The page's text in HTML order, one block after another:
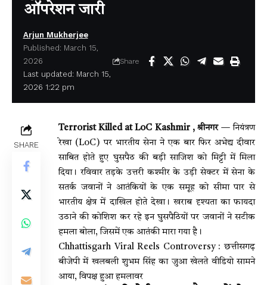
ऑपरेशन जारी
Last updated: March 15,
2026 1:22 pm
Arjun Mukherjee
Published: March 15,
2026
Share
SHARE
Terrorist Killed at LoC Kashmir , श्रीनगर— नियंत्रण
रेखा (LoC) पर भारतीय सेना ने एक बार फिर अभेद्य दीवार
साबित होते हुए घुसपैठ की बड़ी साजिश को मिट्टी में मिला
दिया। रविवार तड़के उत्तरी कश्मीर के उड़ी सेक्टर में सेना के
सतर्क जवानों ने आतंकियों के एक समूह को सीमा पार से
भारतीय क्षेत्र में दाखिल होते देखा। खराब दृश्यता का फायदा
उठाने की कोशिश कर रहे इन घुसपैठियों पर जवानों ने सटीक
हमला बोला, जिसमें एक आतंकी मारा गया है।
Chhattisgarh Viral Reels Controversy : छत्तीसगढ़
बीजेपी में खलबली शुभम सिंह का जुआ खेलते वीडियो सामने
आया, विपक्ष हुआ हमलावर